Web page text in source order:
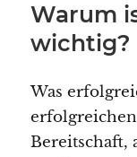
Warum
wichtig?
Was
Bereitschaft,